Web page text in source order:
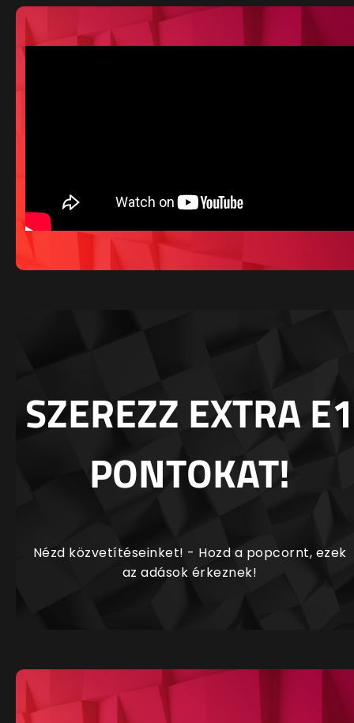
SZEREZZ EXTRA E1
PONTOKAT!
Nézd közvetítéseinket! - Hozd a popcornt, ezek
az adások érkeznek!